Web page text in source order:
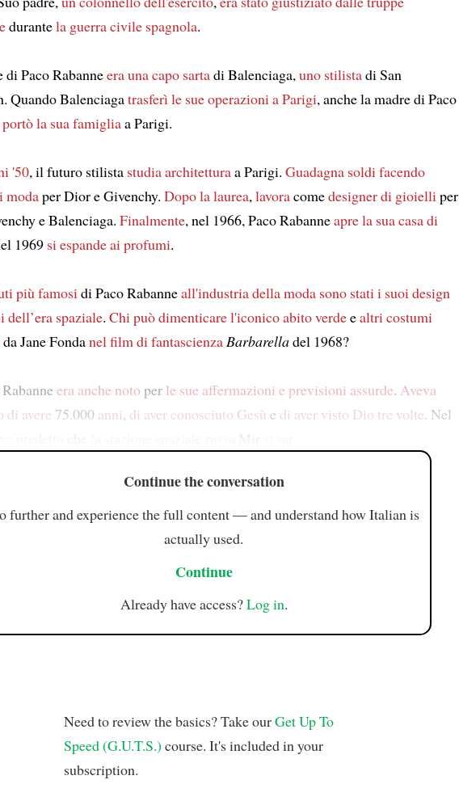
durantela guerra civile spagnola.
di Paco Rabanneera una capo sartadi Balenciaga, uno stilistadi San
Quando Balenciagatrasferì le sue operazioni a Parigi, anche la madre di Paco
portòla sua famigliaa Parigi.
'50, il futuro stilista studia architetturaa Parigi. Guadagna soldi facendo
modaper Dior e Givenchy. Dopo la laurea, lavoracomedesigner di gioielli per
e Balenciaga. Finalmente, nel 1966, Paco Rabanneaprela sua casa di
1969 si espande ai profumi.
più famosi di Paco Rabanneall'industria della moda sono stati i suoi design
spaziale. Chi può dimenticarel'iconico abito verdeealtri costumi
da Jane Fondanel film di fantascienza Barbarelladel 1968?
era anche noto per le sue affermazioni e previsioni assurde. Aveva
di avere 75.000 anni, di aver conosciuto Gesù e di aver visto Dio tre volte. Nel
Continue the conversation
further and experience the full content — and understand how Italian is
actually used.
Continue
Already have access?Log in.
Need to review the basics? Take ourGet Up To
Speed (G.U.T.S.) course. It's included in your
subscription.